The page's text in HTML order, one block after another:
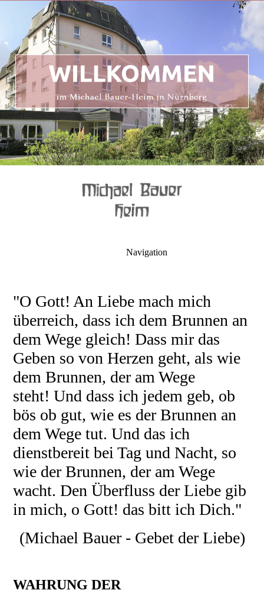
Navigation
"O Gott! An Liebe mach mich
überreich, dass ich dem Brunnen an
dem Wege gleich! Dass mir das
Geben so von Herzen geht, als wie
dem Brunnen, der am Wege
steht!Und dass ich jedem geb, ob
bös ob gut, wie es der Brunnen an
dem Wege tut. Und das ich
dienstbereit bei Tag und Nacht, so
wie der Brunnen, der am Wege
wacht.Den Überfluss der Liebe gib
in mich, o Gott! das bitt ich Dich."
(Michael Bauer - Gebet der Liebe)
WAHRUNG DER